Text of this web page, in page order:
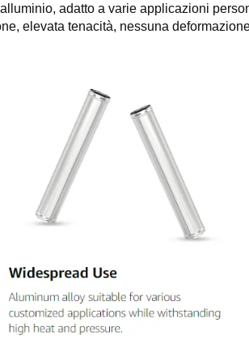
adatto a varie applicazioni
elevata tenacità, nessuna